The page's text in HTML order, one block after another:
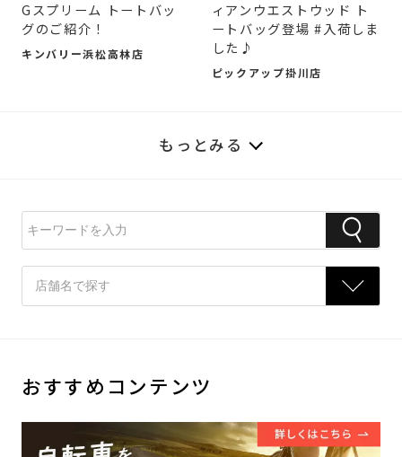
Gスプリーム トートバッ
グのご紹介！
キンバリー浜松高林店
ィアンウエストウッド ト
ートバッグ登場 #入荷しま
した♪
ピックアップ掛川店
もっとみる
おすすめコンテンツ